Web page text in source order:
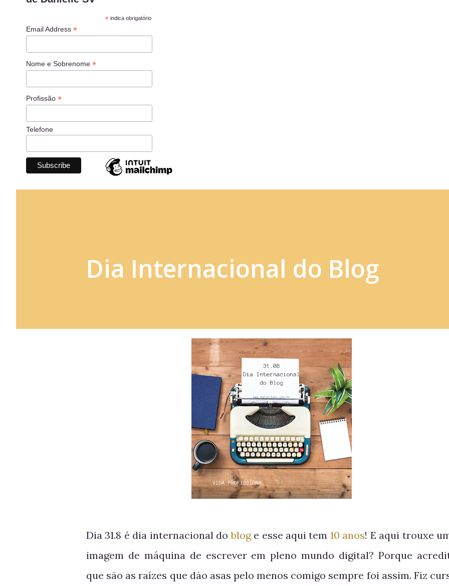
*indica obrigatório
Email Address *
Nome e Sobrenome *
Profissão *
Telefone
Dia Internacional do Blog
Dia 31.8 é dia internacional dobloge esse aqui tem 10 anos! E aqui trouxe
imagem de máquina de escrever em pleno mundo digital? Porque
que são as raízes que dão asas pelo menos comigo sempre foi assim. Fiz